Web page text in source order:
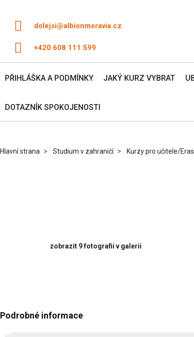
dolejsi@albionmoravia.cz
+420 608 111 599
PŘIHLÁŠKA A PODMÍNKY JAKÝ KURZ VYBRAT
DOTAZNÍK SPOKOJENOSTI
Hlavní strana Studium v zahraničí Kurzy pro učitele/
zobrazit 9 fotografií v galerii
Podrobné informace